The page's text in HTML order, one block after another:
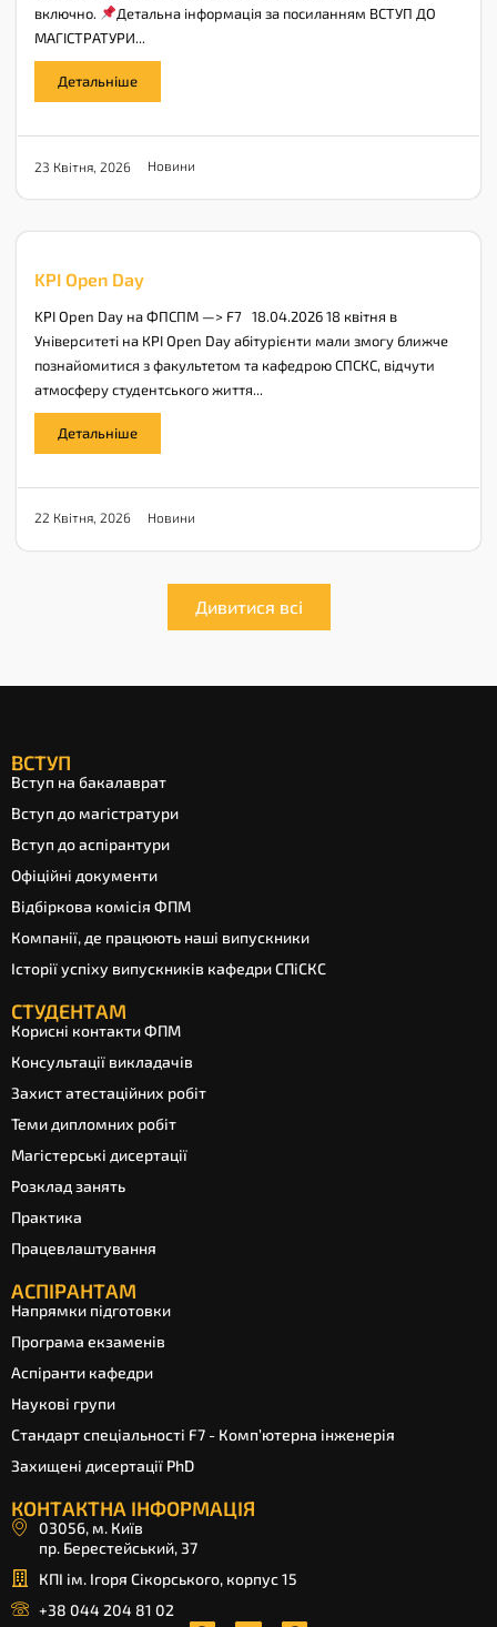
23 Квітня, 2026 Новини
включно.
Детальна інформація за посиланням ВСТУП ДО
МАГІСТРАТУРИ...
Детальніше
KPI Open Day
22 Квітня, 2026 Новини
KPI Open Day на ФПСПМ —> F7 18.04.2026 18 квітня в
Університеті на КPI Open Day абітурієнти мали змогу ближче
познайомитися з факультетом та кафедрою СПСКС, відчути
атмосферу студентського життя...
Детальніше
Дивитися всі
ВСТУП
Вступ на бакалаврат
Вступ до магістратури
Вступ до аспірантури
Офіційні документи
Відбіркова комісія ФПМ
Компанії, де працюють наші випускники
Історії успіху випускників кафедри СПіСКС
СТУДЕНТАМ
Корисні контакти ФПМ
Консультації викладачів
Захист атестаційних робіт
Теми дипломних робіт
Магістерські дисертації
Розклад занять
Практика
Працевлаштування
АСПІРАНТАМ
Напрямки підготовки
Програма екзаменів
Аспіранти кафедри
Наукові групи
Стандарт спеціальності F7 - Комп’ютерна інженерія
Захищені дисертації PhD
КОНТАКТНА ІНФОРМАЦІЯ
03056, м. Київ
пр. Берестейський, 37
КПІ ім. Ігоря Сікорського, корпус 15
+38 044 204 81 02